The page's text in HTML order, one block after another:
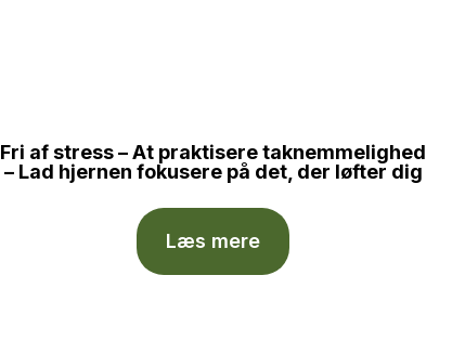
Fri af stress – At praktisere taknemmelighed
– Lad hjernen fokusere på det, der løfter dig
Læs mere